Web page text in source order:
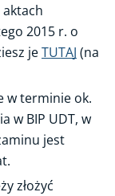
2015 r. o
jeTUTAJ (na
w terminie ok.
w BIP UDT, w
jest
złożyć